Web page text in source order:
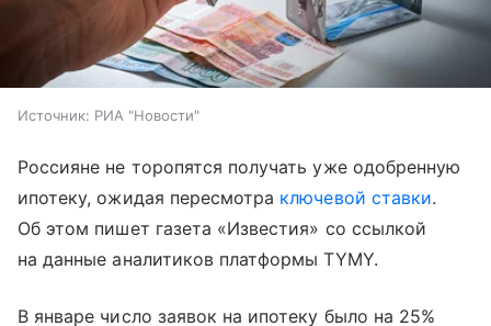
Источник: РИА "Новости"
Россияне не торопятся получать уже одобренную
ипотеку, ожидая пересмотра ключевой ставки.
Об этом пишет газета «Известия» со ссылкой
на данные аналитиков платформы TYMY.
В январе число заявок на ипотеку было на 25%